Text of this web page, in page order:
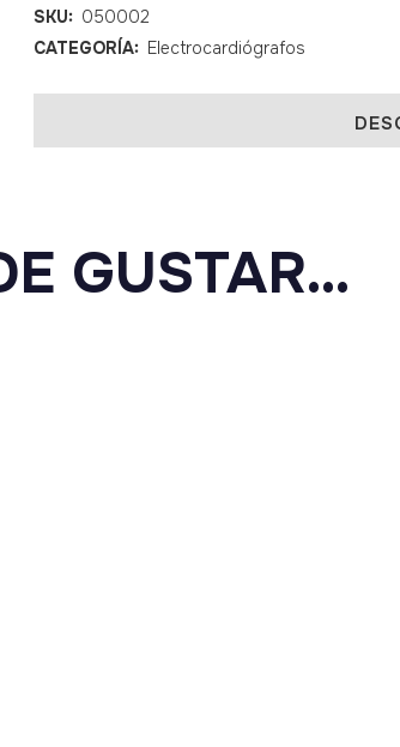
300G
3
con
SKU: 050002
CATEGORÍA: Electrocardiógrafos
GUSTAR…